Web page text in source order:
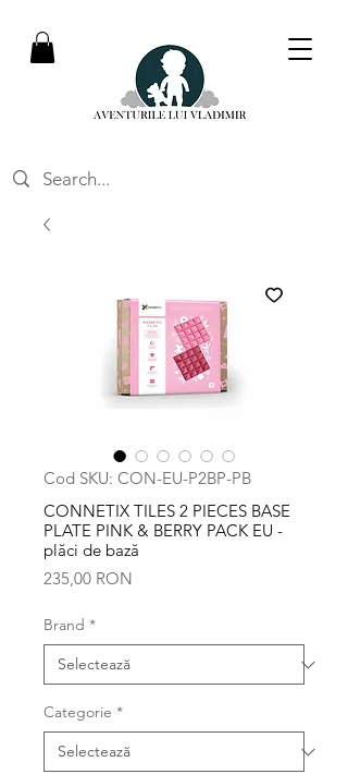
Cod SKU: CON-EU-P2BP-PB
CONNETIX TILES 2 PIECES BASE
PLATE PINK & BERRY PACK EU -
plăci de bază
235,00 RON
Brand *
Categorie *